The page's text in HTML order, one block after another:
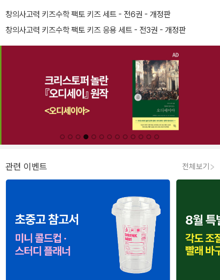
창의사고력 키즈수학 팩토 키즈 세트 - 전6권 - 개정판
창의사고력 키즈수학 팩토 키즈 응용 세트 - 전3권 - 개정판
관련 이벤트 전체보기